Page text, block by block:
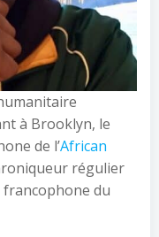
à Brooklyn, le
de l’African
régulier
francophone du